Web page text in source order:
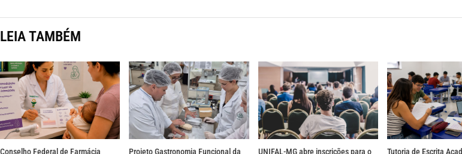
LEIA TAMBÉM
Conselho Federal de Farmácia
Projeto Gastronomia Funcional da
UNIFAL-MG abre inscrições para o
Tutoria de Escrita